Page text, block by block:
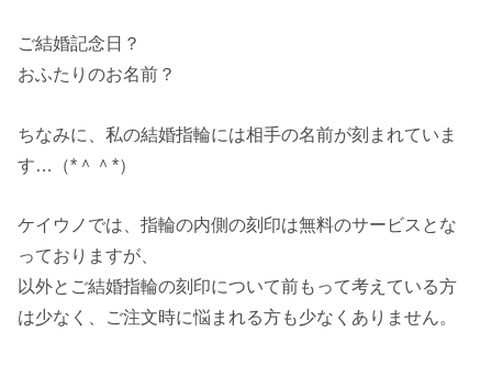
ご結婚記念日？
おふたりのお名前？
ちなみに、私の結婚指輪には相手の名前が刻まれていま
す…（*＾＾*）
ケイウノでは、指輪の内側の刻印は無料のサービスとな
っておりますが、
以外とご結婚指輪の刻印について前もって考えている方
は少なく、ご注文時に悩まれる方も少なくありません。